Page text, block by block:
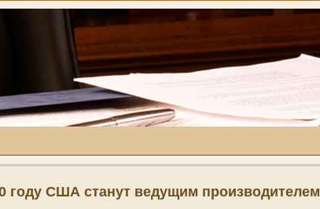
году США станут ведущим производителем